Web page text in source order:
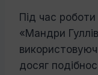
Під час
«Мандри
досяг